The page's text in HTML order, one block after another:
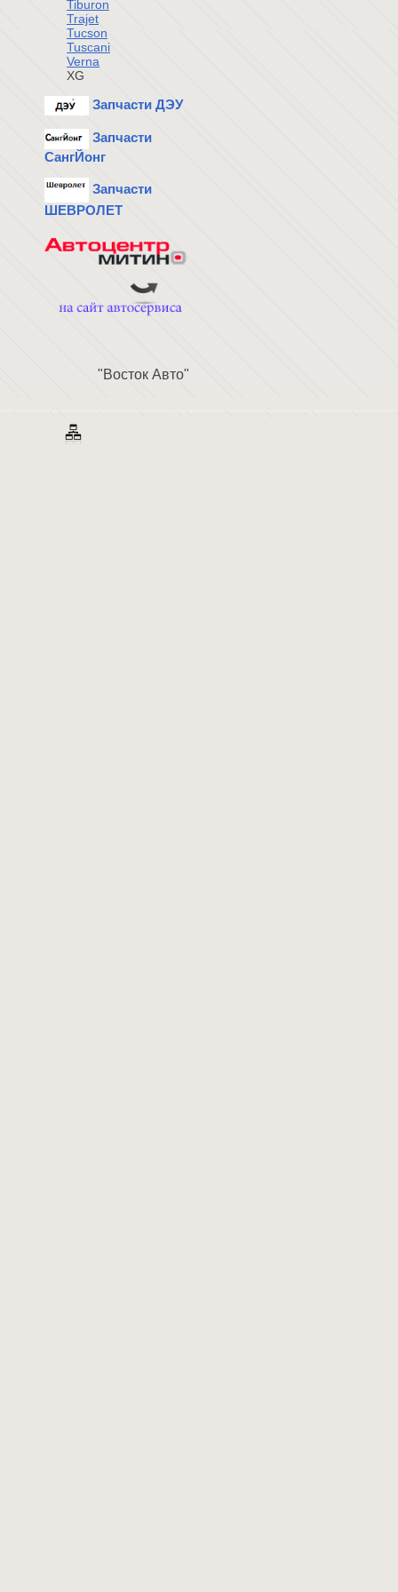
Tiburon
Trajet
Tucson
Tuscani
Verna
XG
Запчасти ДЭУ
Запчасти
СангЙонг
Запчасти
ШЕВРОЛЕТ
"Восток Авто"